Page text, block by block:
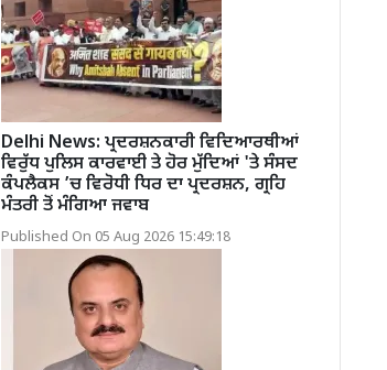
Delhi News: ਪ੍ਰਦਰਸ਼ਨਕਾਰੀ ਵਿਦਿਆਰਥੀਆਂ
ਵਿਰੁੱਧ ਪੁਲਿਸ ਕਾਰਵਾਈ ਤੇ ਹੋਰ ਮੁੱਦਿਆਂ 'ਤੇ ਸੰਸਦ
ਕੰਪਲੈਕਸ ’ਚ ਵਿਰੋਧੀ ਧਿਰ ਦਾ ਪ੍ਰਦਰਸ਼ਨ, ਗ੍ਰਹਿ
ਮੰਤਰੀ ਤੋਂ ਮੰਗਿਆ ਜਵਾਬ
Published On 05 Aug 2026 15:49:18